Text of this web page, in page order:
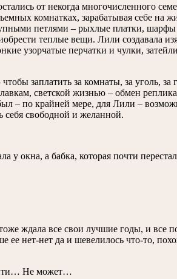
от некогда многочисленного
комнатках, зарабатывая себе на
петлями – рыхлые платки,
теплые вещи. Лили создавала
узорчатые перчатки и чулки,
заплатить за комнаты, за уголь, за
светской жизнью – обмен
– по крайней мере, для Лили –
себя свободной и желанной.
окна, а бабка, которая почти
ждала все свои лучшие годы, и все
ее нет-нет да и шевелилось что-то,
Не может…